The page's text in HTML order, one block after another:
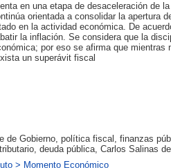
en una etapa de desaceleración de
orientada a consolidar la apertura
en la actividad económica. De
la inflación. Se considera que la
por eso se afirma que
un superávit fiscal
de Gobierno, política fiscal, finanzas
deuda pública, Carlos Salinas
> Momento Económico